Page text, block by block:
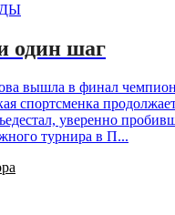
один шаг
вышла в финал
спортсменка
уверенно
турнира в П...